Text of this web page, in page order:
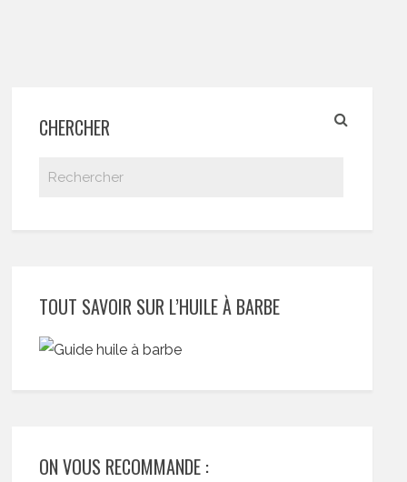
CHERCHER
TOUT SAVOIR SUR L’HUILE À BARBE
ON VOUS RECOMMANDE :